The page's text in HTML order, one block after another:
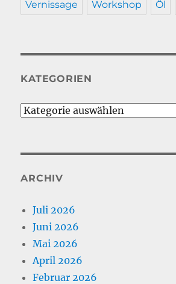
Vernissage Workshop Öl
KATEGORIEN
Kategorien
ARCHIV
Juli 2026
Juni 2026
Mai 2026
April 2026
Februar 2026